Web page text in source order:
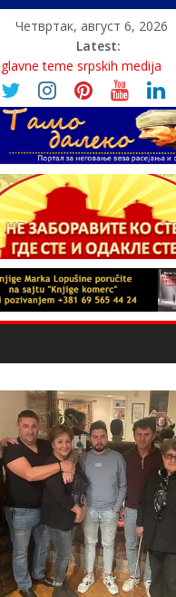
Четвртак, август 6, 2026
Latest:
teme srpskih medija
migranata, 100 000
књига“ проглашен
istinu o Nikoli Tesli?
Dunavu, reka ga odnela u